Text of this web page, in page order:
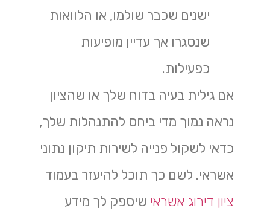
ישנים שכבר שולמו, או הלוואות
שנסגרו אך עדיין מופיעות
כפעילות.
אם גילית בעיה בדוח שלך או שהציון
נראה נמוך מדי ביחס להתנהלות שלך,
כדאי לשקול פנייה לשירות תיקון נתוני
אשראי. לשם כך תוכל להיעזר בעמוד
ציון דירוג אשראי שיספק לך מידע